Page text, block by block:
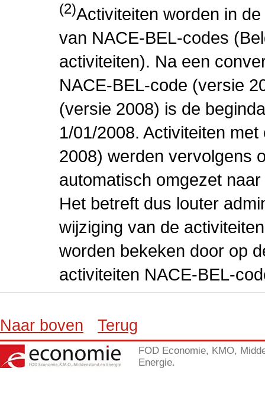
(2)Activiteiten worden in
van NACE-BEL-codes
activiteiten). Na een
NACE-BEL-code (versie
(versie 2008) is de
1/01/2008. Activiteiten
2008) werden vervolgens
automatisch omgezet
Het betreft dus louter
wijziging van de
worden bekeken door op
activiteiten NACE-BEL-
Naar boven Terug
FOD Economie, KMO,
Energie.